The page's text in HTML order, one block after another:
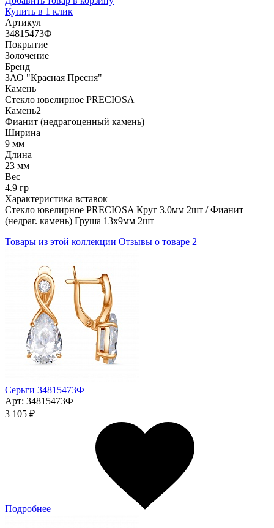
Купить в 1 клик
Артикул
34815473Ф
Покрытие
Золочение
Бренд
ЗАО "Красная Пресня"
Камень
Стекло ювелирное PRECIOSA
Камень2
Фианит (недрагоценный камень)
Ширина
9 мм
Длина
23 мм
Вес
4.9 гр
Характеристика вставок
Стекло ювелирное PRECIOSA Круг 3.0мм 2шт / Фианит
(недраг. камень) Груша 13х9мм 2шт
Товары из этой коллекции Отзывы о товаре 2
Серьги 34815473Ф
Арт: 34815473Ф
3 105 ₽
Подробнее